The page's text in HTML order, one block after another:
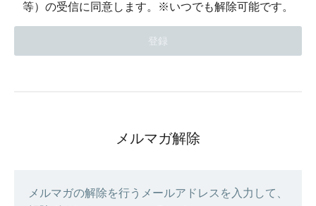
等）の受信に同意します。※いつでも解除可能です。
メルマガ解除
メルマガの解除を行うメールアドレスを入力して、